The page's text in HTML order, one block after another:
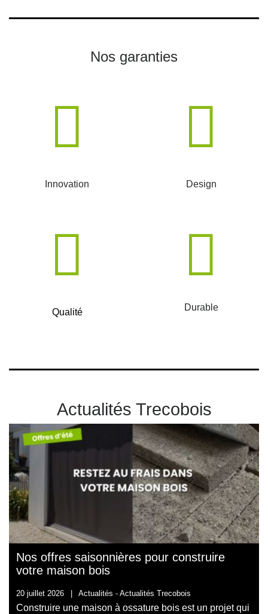
Nos garanties
Innovation Design
Qualité Durable
Actualités Trecobois
Nos offres saisonnières pour construire
votre maison bois
20 juillet 2026 | Actualités - Actualités Trecobois
Construire une maison à ossature bois est un projet qui